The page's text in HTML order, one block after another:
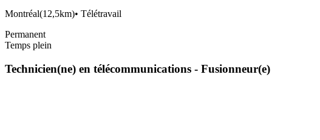
Montréal(12,5km)• Télétravail
Permanent
Temps plein
Technicien(ne) en télécommunications - Fusionneur(e)